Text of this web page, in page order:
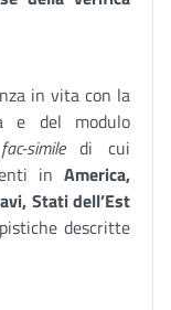
in vita con la
e del modulo
fac-similedi cui
in America,
Stati dell’Est
descritte